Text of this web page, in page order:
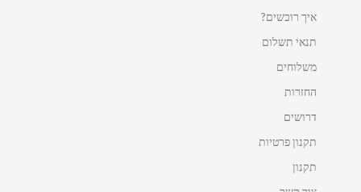
איך רוכשים?
תנאי תשלום
משלוחים
החזרות
דרושים
תקנון פרטיות
תקנון